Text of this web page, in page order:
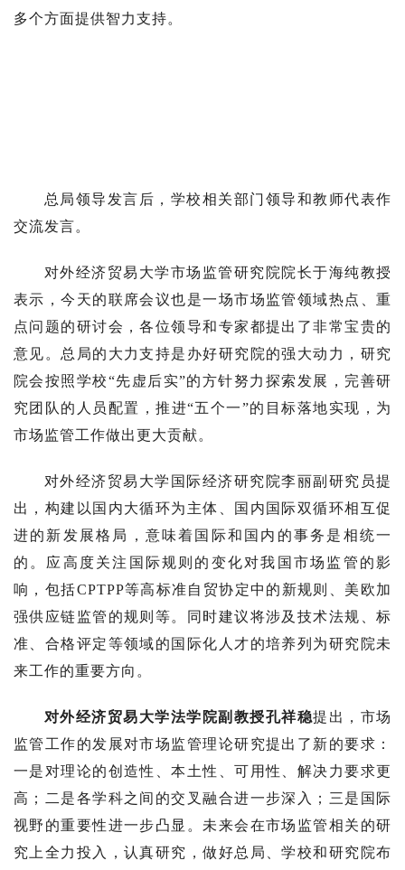
多个方面提供智力支持。
总局领导发言后，学校相关部门领导和教师代表作
交流发言。
对外经济贸易大学市场监管研究院院长于海纯教授
表示，今天的联席会议也是一场市场监管领域热点、重
点问题的研讨会，各位领导和专家都提出了非常宝贵的
意见。总局的大力支持是办好研究院的强大动力，研究
院会按照学校“先虚后实”的方针努力探索发展，完善研
究团队的人员配置，推进“五个一”的目标落地实现，为
市场监管工作做出更大贡献。
对外经济贸易大学国际经济研究院李丽副研究员提
出，构建以国内大循环为主体、国内国际双循环相互促
进的新发展格局，意味着国际和国内的事务是相统一
的。应高度关注国际规则的变化对我国市场监管的影
响，包括CPTPP等高标准自贸协定中的新规则、美欧加
强供应链监管的规则等。同时建议将涉及技术法规、标
准、合格评定等领域的国际化人才的培养列为研究院未
来工作的重要方向。
对外经济贸易大学法学院副教授孔祥稳提出，市场
监管工作的发展对市场监管理论研究提出了新的要求：
一是对理论的创造性、本土性、可用性、解决力要求更
高；二是各学科之间的交叉融合进一步深入；三是国际
视野的重要性进一步凸显。未来会在市场监管相关的研
究上全力投入，认真研究，做好总局、学校和研究院布